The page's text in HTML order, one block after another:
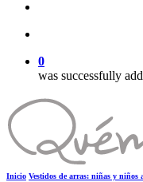
0
was successfully
Inicio Vestidos de arras: niñas y niños